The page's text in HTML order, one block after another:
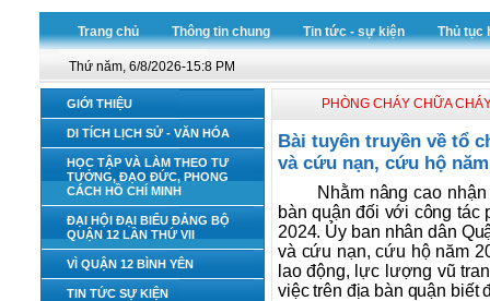
Trang chủ Thông tin chung Tin tức - sự kiện Thủ tục
Thứ năm, 6/8/2026-15:8 PM
GIỚI THIỆU
DI TÍCH LỊCH SỬ - VĂN HÓA
HỌC TẬP VÀ LÀM THEO TƯ
TƯỞNG, ĐẠO ĐỨC, PHONG
CÁCH HỒ CHÍ MINH
ĐẠI HỘI ĐẠI BIỂU ĐẢNG BỘ
QUẬN 12 LẦN THỨ VII
VÌ QUẬN 12 BÌNH YÊN
TIN TỨC SỰ KIỆN
PHÒNG CHÁY CHỮA
Bài tuyên truyền về tổ
và cứu nạn, cứu hộ năm
Nhằm nâng cao
bàn quận đối với công tác
2024. Ủy ban nhân dân
và cứu nạn, cứu hộ năm
lao động, lực lượng vũ
việc trên địa bàn quận biết